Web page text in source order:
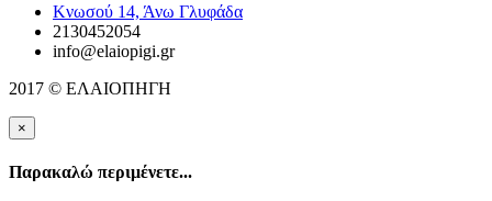
Κνωσού 14, Άνω Γλυφάδα
2130452054
info@elaiopigi.gr
2017 © ΕΛΑΙΟΠΗΓΗ
×
Παρακαλώ περιμένετε...